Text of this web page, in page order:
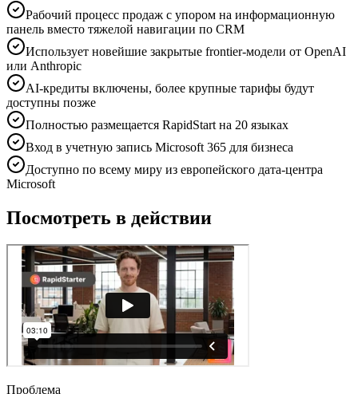
Рабочий процесс продаж с упором на информационную
панель вместо тяжелой навигации по CRM
Использует новейшие закрытые frontier-модели от OpenAI
или Anthropic
AI-кредиты включены, более крупные тарифы будут
доступны позже
Полностью размещается RapidStart на 20 языках
Вход в учетную запись Microsoft 365 для бизнеса
Доступно по всему миру из европейского дата-центра
Microsoft
Посмотреть в действии
Проблема